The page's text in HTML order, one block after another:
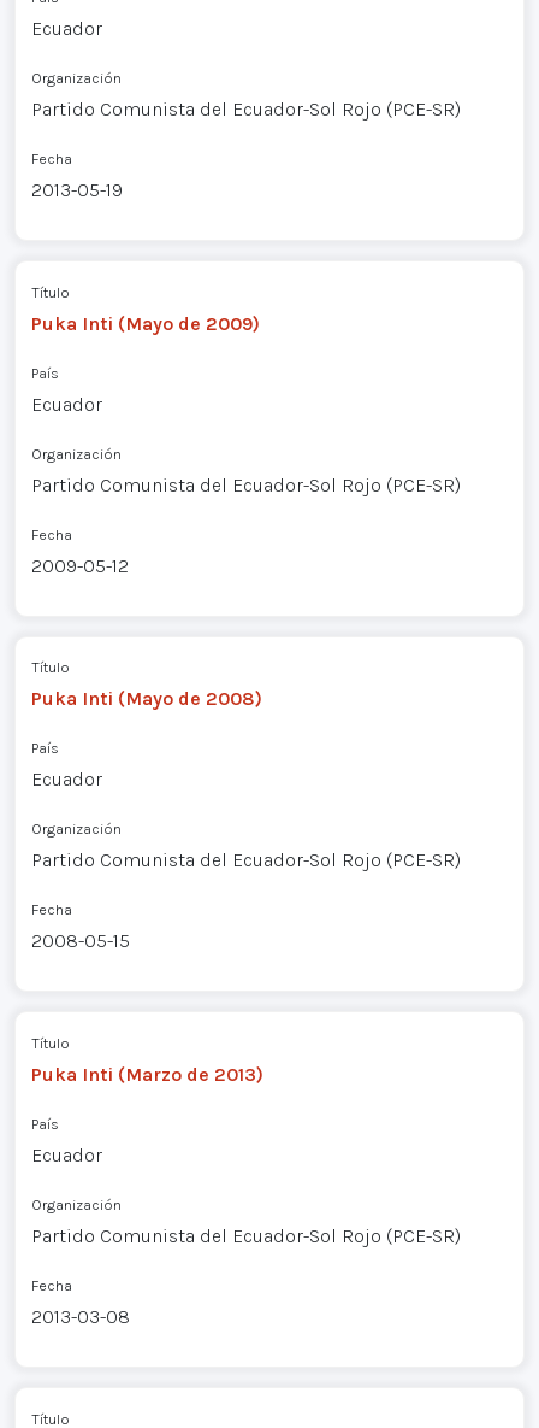
Ecuador
Organización
Partido Comunista del Ecuador-Sol Rojo (PCE-SR)
Fecha
2013-05-19
Título
Puka Inti (Mayo de 2009)
País
Ecuador
Organización
Partido Comunista del Ecuador-Sol Rojo (PCE-SR)
Fecha
2009-05-12
Título
Puka Inti (Mayo de 2008)
País
Ecuador
Organización
Partido Comunista del Ecuador-Sol Rojo (PCE-SR)
Fecha
2008-05-15
Título
Puka Inti (Marzo de 2013)
País
Ecuador
Organización
Partido Comunista del Ecuador-Sol Rojo (PCE-SR)
Fecha
2013-03-08
Título